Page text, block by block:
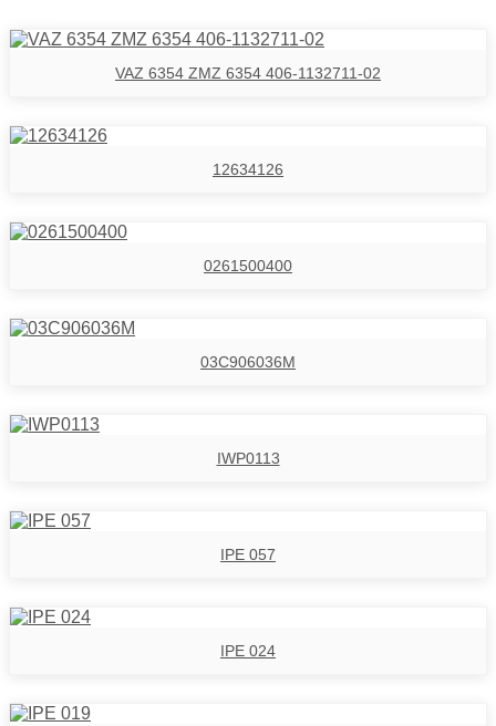
VAZ 6354 ZMZ 6354 406-1132711-02
12634126
0261500400
03C906036M
IWP0113
IPE 057
IPE 024